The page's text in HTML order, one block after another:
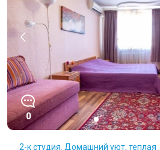
0
2-к студия. Домашний уют, теплая